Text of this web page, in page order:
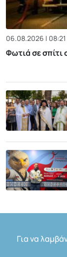
06.08.2026 | 08:21
Φωτιά σε
Για να